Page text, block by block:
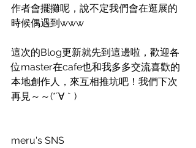
作者會擺攤呢，說不定我們會在逛展的
時候偶遇到www
這次的Blog更新就先到這邊啦，歡迎各
位master在cafe也和我多多交流喜歡的
本地創作人，來互相推坑吧！我們下次
再見～～(*´∀｀)
meru's SNS